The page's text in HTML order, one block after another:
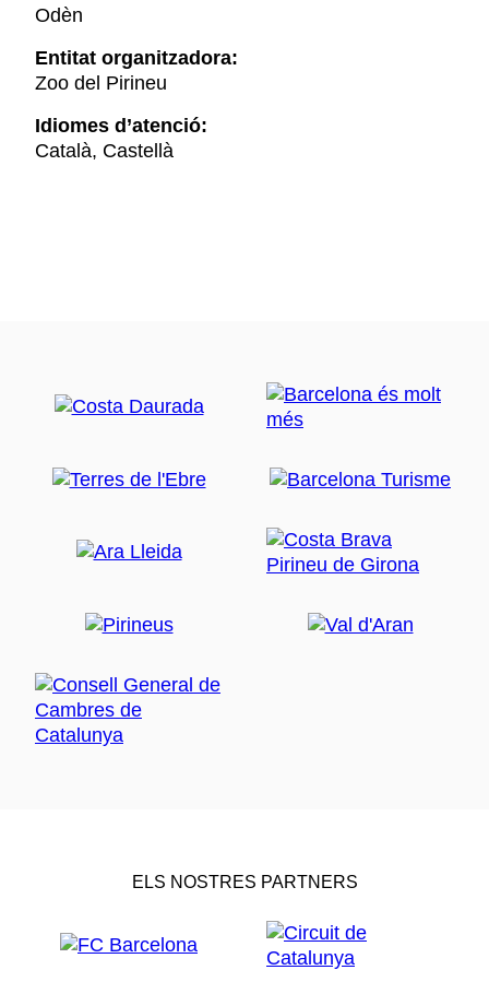
Odèn
Entitat organitzadora:
Zoo del Pirineu
Idiomes d’atenció:
Català, Castellà
ELS NOSTRES PARTNERS